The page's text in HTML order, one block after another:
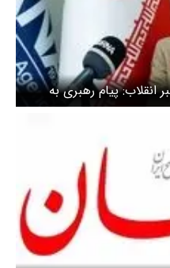
انقلاب: پیام رهبری به
مسئولان کشور